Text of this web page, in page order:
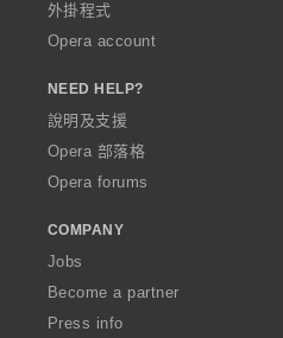
外掛程式
Opera account
NEED HELP?
說明及支援
Opera 部落格
Opera forums
COMPANY
Jobs
Become a partner
Press info